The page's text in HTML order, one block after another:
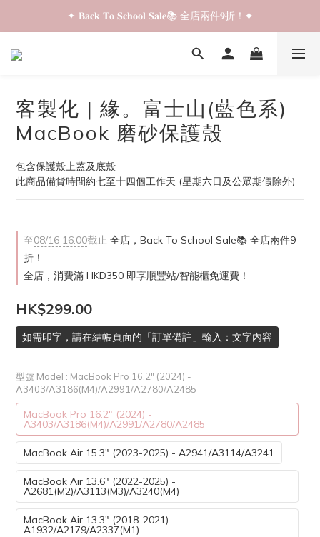
✦ 𝐁𝐚𝐜𝐤 𝐓𝐨 𝐒𝐜𝐡𝐨𝐨𝐥 𝐒𝐚𝐥𝐞📚 全店兩件𝟗折！✦
✦ 𝐁𝐚𝐜𝐤 𝐓𝐨 𝐒𝐜𝐡𝐨𝐨𝐥 𝐒𝐚𝐥𝐞📚 全店兩件𝟗折！✦
✦ 全店購物滿 𝐇𝐊𝐃𝟑𝟓𝟎 即享順豐站/智能櫃免運費！✦
客製化 | 緣。富士山(藍色系)
MacBook 磨砂保護殼
包含保護殼上蓋及底殼
此商品備貨時間約七至十四個工作天 (星期六日及公眾期假除外)
至08/16 16:00截止 全店，Back To School Sale📚 全店兩件9
折！
全店，消費滿 HKD350 即享順豐站/智能櫃免運費！
HK$299.00
如需印字，請在結帳頁面的「訂單備註」輸入：文字內容
型號 Model : MacBook Pro 16.2" (2024) -
A3403/A3186(M4)/A2991/A2780/A2485
MacBook Pro 16.2" (2024) -
A3403/A3186(M4)/A2991/A2780/A2485
MacBook Air 15.3" (2023-2025) - A2941/A3114/A3241
MacBook Air 13.6" (2022-2025) -
A2681(M2)/A3113(M3)/A3240(M4)
MacBook Air 13.3" (2018-2021) -
A1932/A2179/A2337(M1)